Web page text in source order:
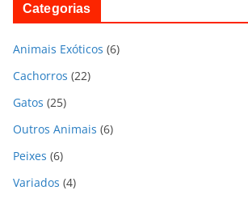
Categorias
Animais Exóticos (6)
Cachorros (22)
Gatos (25)
Outros Animais (6)
Peixes (6)
Variados (4)